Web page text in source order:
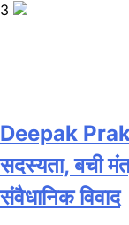
3
Deepak
सदस्यता, बची
संवैधानिक विवाद